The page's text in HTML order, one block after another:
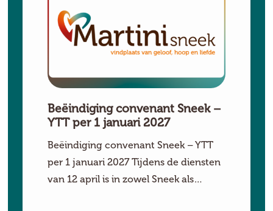
Beëindiging convenant Sneek –
YTT per 1 januari 2027
Beëindiging convenant Sneek – YTT
per 1 januari 2027 Tijdens de diensten
van 12 april is in zowel Sneek als…